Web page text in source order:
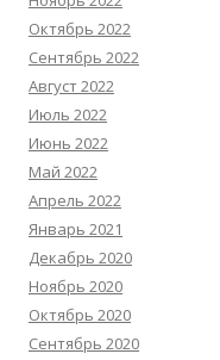
Октябрь 2022
Сентябрь 2022
Август 2022
Июль 2022
Июнь 2022
Май 2022
Апрель 2022
Январь 2021
Декабрь 2020
Ноябрь 2020
Октябрь 2020
Сентябрь 2020